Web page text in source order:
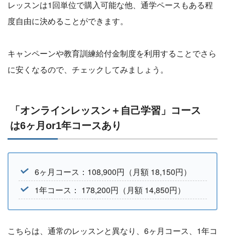
レッスンは1回単位で購入可能な他、通学ペースもある程
度自由に決めることができます。
キャンペーンや教育訓練給付金制度を利用することでさら
に安くなるので、チェックしてみましょう。
「オンラインレッスン＋自己学習」コース
は6ヶ月or1年コースあり
6ヶ月コース：108,900円（月額 18,150円）
1年コース： 178,200円（月額 14,850円）
こちらは、通常のレッスンと異なり、6ヶ月コース、1年コ